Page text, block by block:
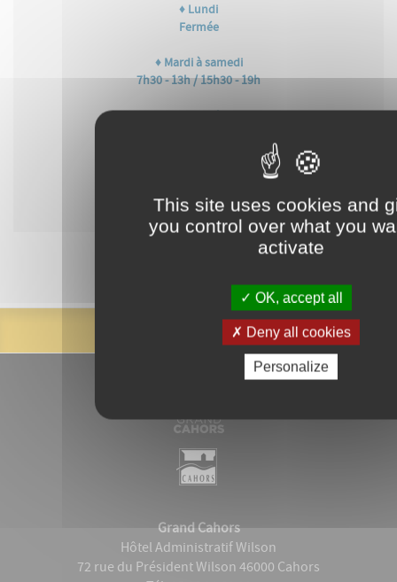
♦ Lundi
Fermée
♦ Mardi à samedi
7h30 - 13h / 15h30 - 19h
♦ Dimanche
Sauf dérogation
Grand Cahors
Hôtel Administratif Wilson
72 rue du Président Wilson 46000 Cahors
This site uses cookies and
you control over what you
activate
OK, accept all
Deny all cookies
Personalize